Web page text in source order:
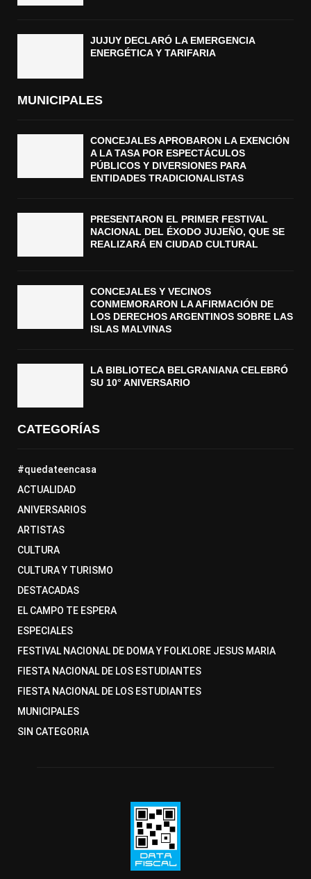
JUJUY DECLARÓ LA EMERGENCIA
ENERGÉTICA Y TARIFARIA
MUNICIPALES
CONCEJALES APROBARON LA EXENCIÓN
A LA TASA POR ESPECTÁCULOS
PÚBLICOS Y DIVERSIONES PARA
ENTIDADES TRADICIONALISTAS
PRESENTARON EL PRIMER FESTIVAL
NACIONAL DEL ÉXODO JUJEÑO, QUE SE
REALIZARÁ EN CIUDAD CULTURAL
CONCEJALES Y VECINOS
CONMEMORARON LA AFIRMACIÓN DE
LOS DERECHOS ARGENTINOS SOBRE LAS
ISLAS MALVINAS
LA BIBLIOTECA BELGRANIANA CELEBRÓ
SU 10° ANIVERSARIO
CATEGORÍAS
#quedateencasa
ACTUALIDAD
ANIVERSARIOS
ARTISTAS
CULTURA
CULTURA Y TURISMO
DESTACADAS
EL CAMPO TE ESPERA
ESPECIALES
FESTIVAL NACIONAL DE DOMA Y FOLKLORE JESUS MARIA
FIESTA NACIONAL DE LOS ESTUDIANTES
FIESTA NACIONAL DE LOS ESTUDIANTES
MUNICIPALES
SIN CATEGORIA